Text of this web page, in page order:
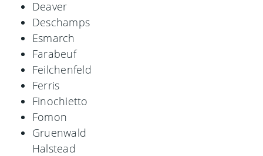
Deaver
Deschamps
Esmarch
Farabeuf
Feilchenfeld
Ferris
Finochietto
Fomon
Gruenwald
Halstead